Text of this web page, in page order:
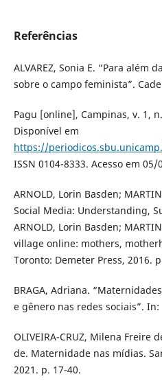
Referências
ALVAREZ, Sonia E. “Para além
sobre o campo feminista”.
Pagu [online], Campinas, v. 1,
Disponível em
https://
ISSN 0104-8333. Acesso em 05/
ARNOLD, Lorin Basden;
Social Media: Understanding,
ARNOLD, Lorin Basden;
village online: mothers,
Toronto: Demeter Press, 2016.
BRAGA, Adriana.
e gênero nas redes sociais”. In:
OLIVEIRA-CRUZ, Milena Freire
de. Maternidade nas mídias.
2021. p. 17-40.